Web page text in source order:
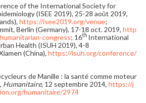
of the International Society for
(ISEE 2019), 25-28 août 2019,
https://isee2019.org/venue;
Berlin (Germany), 17-18 oct. 2019, http
congress; 16th International
Health (ISUH 2019), 4-8
(China), https://isuh.org/conference/
de Manille : la santé comme moteur
Humanitaire, 12 septembre 2014, https://j
humanitaire/2974